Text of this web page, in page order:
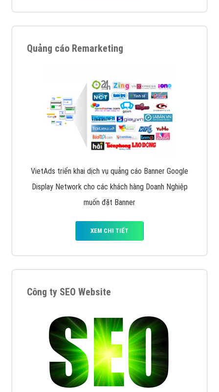
Quảng cáo Remarketing
VietAds triển khai dịch vụ quảng cáo Banner Google
Display Network cho các khách hàng Doanh Nghiệp
muốn đặt Banner
XEM CHI TIẾT
Công ty SEO Website